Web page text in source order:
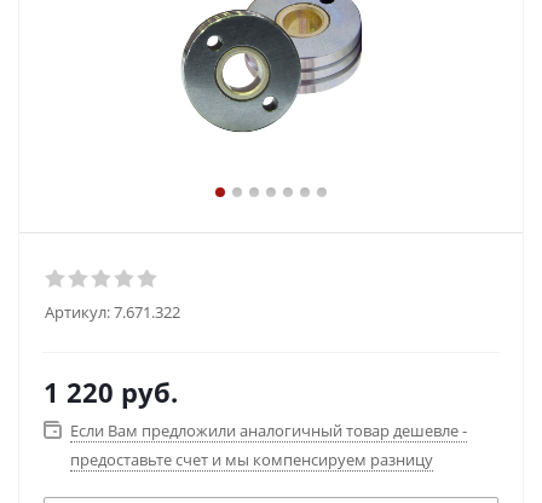
Артикул:7.671.322
1 220 руб.
Если Вам предложили аналогичный товар дешевле -
предоставьте счет и мы компенсируем разницу